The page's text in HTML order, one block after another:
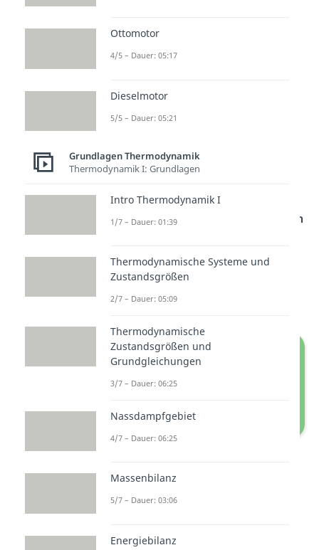
reversiblen Prozess)
Boltzmann-Konstante,
DieFlächezwischen dem
Graphen
Achse) imT-s-Diagramm
entspricht der zugeführten
Wärmeenergie
Ottomotor
4/5 – Dauer: 05:17
Dieselmotor
5/5 – Dauer: 05:21
Grundlagen Thermodynamik
Thermodynamik I: Grundlagen
Intro Thermodynamik I
1/7 – Dauer: 01:39
Thermodynamische Systeme und
Zustandsgrößen
2/7 – Dauer: 05:09
Thermodynamische
Zustandsgrößen und
Grundgleichungen
3/7 – Dauer: 06:25
Nassdampfgebiet
4/7 – Dauer: 06:25
Massenbilanz
5/7 – Dauer: 03:06
Energiebilanz